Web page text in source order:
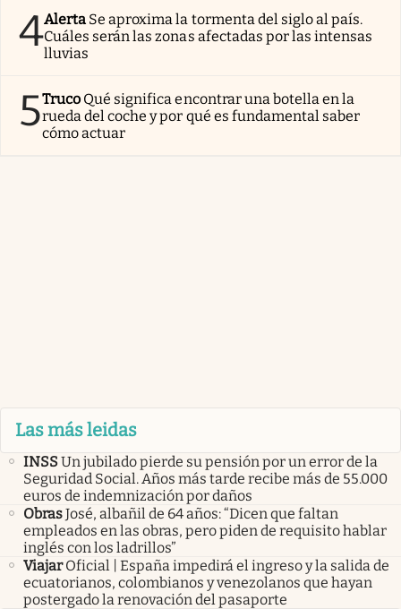
4Alerta Se aproxima la tormenta del siglo al país.
Cuáles serán las zonas afectadas por las intensas
lluvias
5Truco Qué significa encontrar una botella en la
rueda del coche y por qué es fundamental saber
cómo actuar
Las más leidas
INSSUn jubilado pierde su pensión por un error de la
Seguridad Social. Años más tarde recibe más de 55.000
euros de indemnización por daños
ObrasJosé, albañil de 64 años: “Dicen que faltan
empleados en las obras, pero piden de requisito hablar
inglés con los ladrillos”
Viajar Oficial | España impedirá el ingreso y la salida de
ecuatorianos, colombianos y venezolanos que hayan
postergado la renovación del pasaporte